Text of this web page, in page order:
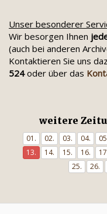
Unser besonderer
Wir besorgen Ihnen
(auch bei anderen
Kontaktieren Sie uns
524oder über das
weitere
01. 02. 03. 04.
13.
14. 15. 16.
25.
26.